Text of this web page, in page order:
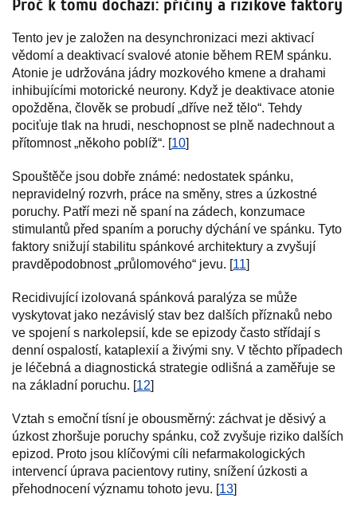
Proč k tomu dochází: příčiny a rizikové faktory
Tento jev je založen na desynchronizaci mezi aktivací
vědomí a deaktivací svalové atonie během REM spánku.
Atonie je udržována jádry mozkového kmene a drahami
inhibujícími motorické neurony. Když je deaktivace atonie
opožděna, člověk se probudí „dříve než tělo“. Tehdy
pociťuje tlak na hrudi, neschopnost se plně nadechnout a
přítomnost „někoho poblíž“. [10]
Spouštěče jsou dobře známé: nedostatek spánku,
nepravidelný rozvrh, práce na směny, stres a úzkostné
poruchy. Patří mezi ně spaní na zádech, konzumace
stimulantů před spaním a poruchy dýchání ve spánku. Tyto
faktory snižují stabilitu spánkové architektury a zvyšují
pravděpodobnost „průlomového“ jevu. [11]
Recidivující izolovaná spánková paralýza se může
vyskytovat jako nezávislý stav bez dalších příznaků nebo
ve spojení s narkolepsií, kde se epizody často střídají s
denní ospalostí, kataplexií a živými sny. V těchto případech
je léčebná a diagnostická strategie odlišná a zaměřuje se
na základní poruchu. [12]
Vztah s emoční tísní je obousměrný: záchvat je děsivý a
úzkost zhoršuje poruchy spánku, což zvyšuje riziko dalších
epizod. Proto jsou klíčovými cíli nefarmakologických
intervencí úprava pacientovy rutiny, snížení úzkosti a
přehodnocení významu tohoto jevu. [13]